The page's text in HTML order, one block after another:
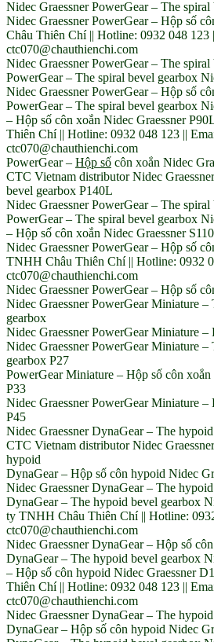
Nidec Graessner PowerGear – The spiral
Nidec Graessner PowerGear – Hộp số
Châu Thiên Chí || Hotline: 0932 048 123
ctc070@chauthienchi.com
Nidec Graessner PowerGear – The
PowerGear – The spiral bevel gearbox
Nidec Graessner PowerGear – Hộp số
PowerGear – The spiral bevel gearbox
– Hộp số côn xoắn Nidec Graessner
Thiên Chí || Hotline: 0932 048 123 ||
ctc070@chauthienchi.com
PowerGear – Hộp số côn xoắn Nidec
CTC Vietnam distributor Nidec
bevel gearbox P140L
Nidec Graessner PowerGear – The
PowerGear – The spiral bevel gearbox
– Hộp số côn xoắn Nidec Graessner
Nidec Graessner PowerGear – Hộp số
TNHH Châu Thiên Chí || Hotline: 0932
ctc070@chauthienchi.com
Nidec Graessner PowerGear – Hộp số
Nidec Graessner PowerGear Miniature –
gearbox
Nidec Graessner PowerGear Miniature
Nidec Graessner PowerGear Miniature –
gearbox P27
PowerGear Miniature – Hộp số côn
P33
Nidec Graessner PowerGear Miniature
P45
Nidec Graessner DynaGear – The
CTC Vietnam distributor Nidec
hypoid
DynaGear – Hộp số côn hypoid Nidec
Nidec Graessner DynaGear – The
DynaGear – The hypoid bevel gearbox
ty TNHH Châu Thiên Chí || Hotline:
ctc070@chauthienchi.com
Nidec Graessner DynaGear – Hộp số
DynaGear – The hypoid bevel gearbox
– Hộp số côn hypoid Nidec Graessner
Thiên Chí || Hotline: 0932 048 123 ||
ctc070@chauthienchi.com
Nidec Graessner DynaGear – The
DynaGear – Hộp số côn hypoid Nidec